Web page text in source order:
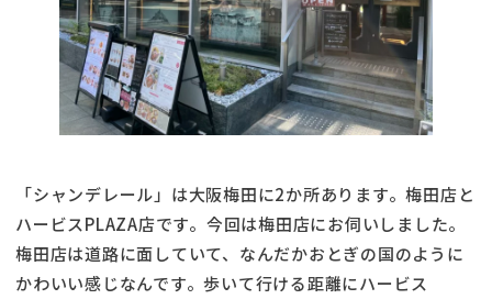
「シャンデレール」は大阪梅田に2か所あります。梅田店と
ハービスPLAZA店です。今回は梅田店にお伺いしました。
梅田店は道路に面していて、なんだかおとぎの国のように
かわいい感じなんです。歩いて行ける距離にハービス